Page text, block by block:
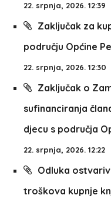
22. srpnja, 2026. 12:39
Zaključak za
području Općine
22. srpnja, 2026. 12:30
Zaključak o
sufinanciranja
djecu s područja
22. srpnja, 2026. 12:22
Odluka
troškova kupnje